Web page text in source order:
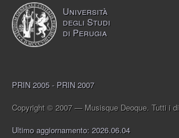
Università
degli Studi
di Perugia
PRIN 2005 - PRIN 2007
Copyright © 2007 — Musisque Deoque. Tutti i
Ultimo aggiornamento: 2026.06.04